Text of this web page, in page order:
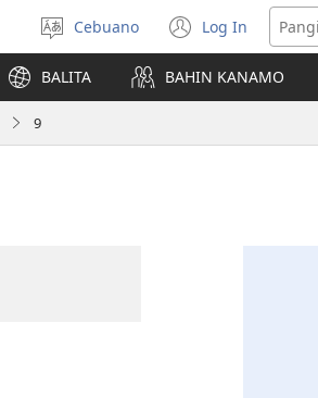
Pagpilig
pinulongan
Cebuano Log In
(mo-
open
ug
bag-
window)
BALITA BAHIN KANAMO
9